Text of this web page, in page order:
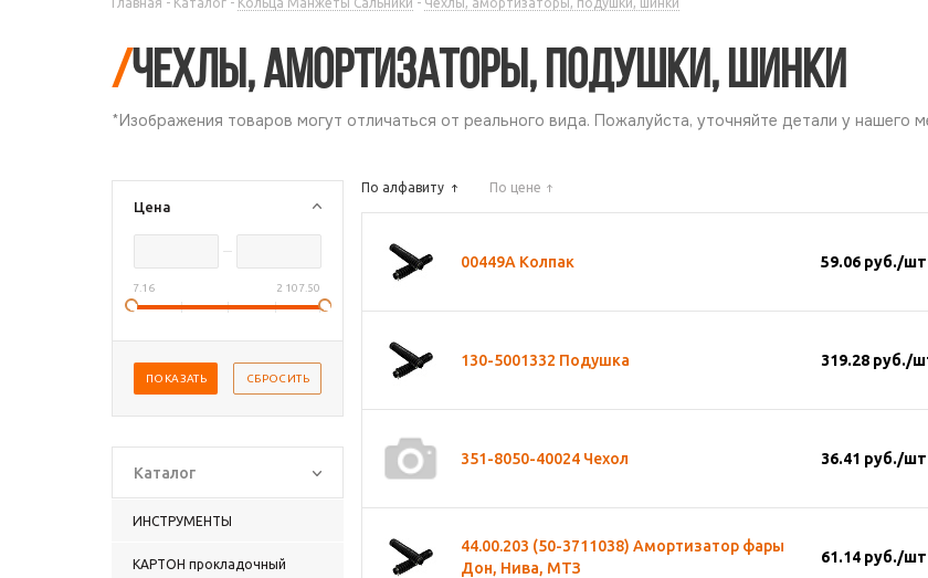
/Чехлы, амортизаторы, подушки, шинки
*Изображения товаров могут отличаться от реального вида. Пожалуйста, уточняйте детали у нашего
Цена
7.16 2 107.50
Каталог
ИНСТРУМЕНТЫ
КАРТОН прокладочный
По алфавиту По цене
00449А Колпак 59.06 руб./шт
130-5001332 Подушка 319.28 руб./
351-8050-40024 Чехол 36.41 руб./шт
44.00.203 (50-3711038) Амортизатор фары
Дон, Нива, МТЗ
61.14 руб./шт